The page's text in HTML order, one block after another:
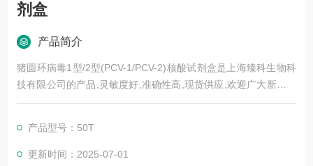
剂盒
产品简介
猪圆环病毒1型/2型(PCV-1/PCV-2)核酸试剂盒是上海臻科生物科
技有限公司的产品,灵敏度好,准确性高,现货供应,欢迎广大新老客
户前来选购。
产品型号：50T
更新时间：2025-07-01